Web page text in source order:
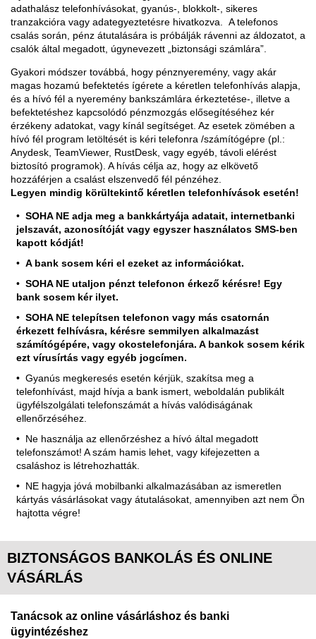
adathalász telefonhívásokat, gyanús-, blokkolt-, sikeres
tranzakcióra vagy adategyeztetésre hivatkozva. A telefonos
csalás során, pénz átutalására is próbálják rávenni az áldozatot, a
csalók által megadott, úgynevezett „biztonsági számlára”.
Gyakori módszer továbbá, hogy pénznyeremény, vagy akár
magas hozamú befektetés ígérete a kéretlen telefonhívás alapja,
és a hívó fél a nyeremény bankszámlára érkeztetése-, illetve a
befektetéshez kapcsolódó pénzmozgás elősegítéséhez kér
érzékeny adatokat, vagy kínál segítséget. Az esetek zömében a
hívó fél program letöltését is kéri telefonra /számítógépre (pl.:
Anydesk, TeamViewer, RustDesk, vagy egyéb, távoli elérést
biztosító programok). A hívás célja az, hogy az elkövető
hozzáférjen a csalást elszenvedő fél pénzéhez.
Legyen mindig körültekintő kéretlen telefonhívások esetén!
SOHA NE adja meg a bankkártyája adatait, internetbanki
jelszavát, azonosítóját vagy egyszer használatos SMS-ben
kapott kódját!
A bank sosem kéri el ezeket az információkat.
SOHA NE utaljon pénzt telefonon érkező kérésre! Egy
bank sosem kér ilyet.
SOHA NE telepítsen telefonon vagy más csatornán
érkezett felhívásra, kérésre semmilyen alkalmazást
számítógépére, vagy okostelefonjára. A bankok sosem kérik
ezt vírusírtás vagy egyéb jogcímen.
Gyanús megkeresés esetén kérjük, szakítsa meg a
telefonhívást, majd hívja a bank ismert, weboldalán publikált
ügyfélszolgálati telefonszámát a hívás valódiságának
ellenőrzéséhez.
Ne használja az ellenőrzéshez a hívó által megadott
telefonszámot! A szám hamis lehet, vagy kifejezetten a
csaláshoz is létrehozhatták.
NE hagyja jóvá mobilbanki alkalmazásában az ismeretlen
kártyás vásárlásokat vagy átutalásokat, amennyiben azt nem Ön
hajtotta végre!
BIZTONSÁGOS BANKOLÁS ÉS ONLINE
VÁSÁRLÁS
Tanácsok az online vásárláshoz és banki
ügyintézéshez